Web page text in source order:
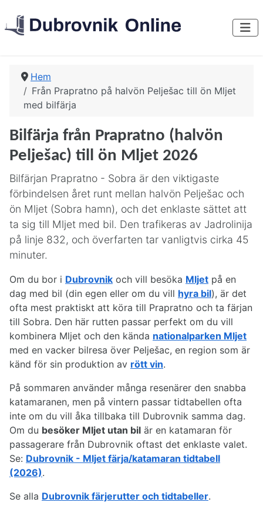
Hem
Från Prapratno på halvön Pelješac till ön Mljet
med bilfärja
Bilfärja från Prapratno (halvön
Pelješac) till ön Mljet 2026
Bilfärjan Prapratno - Sobra är den viktigaste
förbindelsen året runt mellan halvön Pelješac och
ön Mljet (Sobra hamn), och det enklaste sättet att
ta sig till Mljet med bil. Den trafikeras av Jadrolinija
på linje 832, och överfarten tar vanligtvis cirka 45
minuter.
Om du bor i Dubrovnik och vill besöka Mljet på en
dag med bil (din egen eller om du vill hyra bil), är det
ofta mest praktiskt att köra till Prapratno och ta färjan
till Sobra. Den här rutten passar perfekt om du vill
kombinera Mljet och den kända nationalparken Mljet
med en vacker bilresa över Pelješac, en region som är
känd för sin produktion av rött vin.
På sommaren använder många resenärer den snabba
katamaranen, men på vintern passar tidtabellen ofta
inte om du vill åka tillbaka till Dubrovnik samma dag.
Om du besöker Mljet utan bil är en katamaran för
passagerare från Dubrovnik oftast det enklaste valet.
Se: Dubrovnik - Mljet färja/katamaran tidtabell
(2026).
Se alla Dubrovnik färjerutter och tidtabeller.